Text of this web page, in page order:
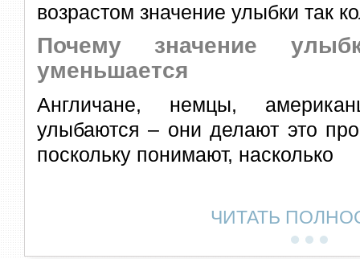
возрастом значение улыбки так
Почему значение
уменьшается
Англичане, немцы,
улыбаются – они делают это
поскольку понимают, насколько
ЧИТАТЬ